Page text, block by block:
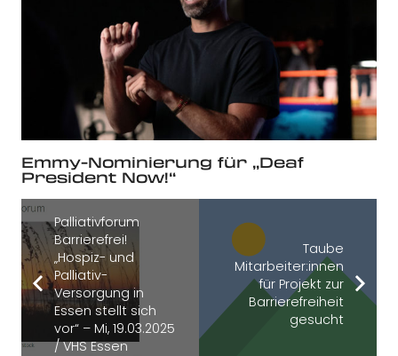
Emmy-Nominierung für „Deaf
President Now!“
Palliativforum
Barrierefrei!
„Hospiz- und
Palliativ-
Versorgung in
Essen stellt sich
vor“ – Mi, 19.03.2025
/ VHS Essen
Taube
Mitarbeiter:innen
für Projekt zur
Barrierefreiheit
gesucht